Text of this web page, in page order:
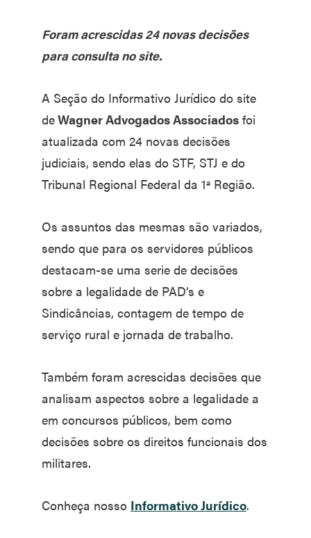
Foram acrescidas 24 novas decisões
para consulta no site.
A Seção do Informativo Jurídico do site
deWagner Advogados Associados foi
atualizada com 24 novas decisões
judiciais, sendo elas do STF, STJ e do
Tribunal Regional Federal da 1ª Região.
Os assuntos das mesmas são variados,
sendo que para os servidores públicos
destacam-se uma serie de decisões
sobre a legalidade de PAD’s e
Sindicâncias, contagem de tempo de
serviço rural e jornada de trabalho.
Também foram acrescidas decisões que
analisam aspectos sobre a legalidade a
em concursos públicos, bem como
decisões sobre os direitos funcionais dos
militares.
Conheça nosso Informativo Jurídico.